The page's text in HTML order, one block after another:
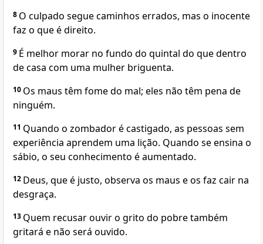
8 O culpado segue caminhos errados, mas o inocente
faz o que é direito.
9 É melhor morar no fundo do quintal do que dentro
de casa com uma mulher briguenta.
10 Os maus têm fome do mal; eles não têm pena de
ninguém.
11 Quando o zombador é castigado, as pessoas sem
experiência aprendem uma lição. Quando se ensina o
sábio, o seu conhecimento é aumentado.
12 Deus, que é justo, observa os maus e os faz cair na
desgraça.
13 Quem recusar ouvir o grito do pobre também
gritará e não será ouvido.